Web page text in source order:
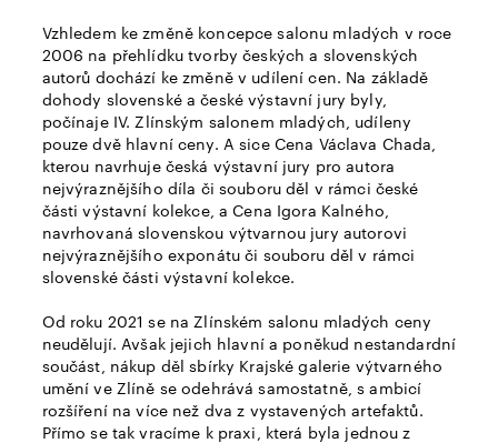
Vzhledem ke změně koncepce salonu mladých v roce
2006 na přehlídku tvorby českých a slovenských
autorů dochází ke změně v udílení cen. Na základě
dohody slovenské a české výstavní jury byly,
počínaje IV. Zlínským salonem mladých, udíleny
pouze dvě hlavní ceny. A sice Cena Václava Chada,
kterou navrhuje česká výstavní jury pro autora
nejvýraznějšího díla či souboru děl v rámci české
části výstavní kolekce, a Cena Igora Kalného,
navrhovaná slovenskou výtvarnou jury autorovi
nejvýraznějšího exponátu či souboru děl v rámci
slovenské části výstavní kolekce.
Od roku 2021 se na Zlínském salonu mladých ceny
neudělují. Avšak jejich hlavní a poněkud nestandardní
součást, nákup děl sbírky Krajské galerie výtvarného
umění ve Zlíně se odehrává samostatně, s ambicí
rozšíření na více než dva z vystavených artefaktů.
Přímo se tak vracíme k praxi, která byla jednou z